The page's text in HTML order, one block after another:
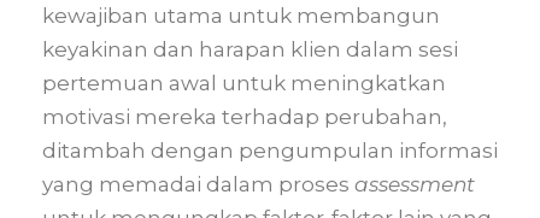
kewajiban utama untuk membangun
keyakinan dan harapan klien dalam sesi
pertemuan awal untuk meningkatkan
motivasi mereka terhadap perubahan,
ditambah dengan pengumpulan informasi
yang memadai dalam proses assessment